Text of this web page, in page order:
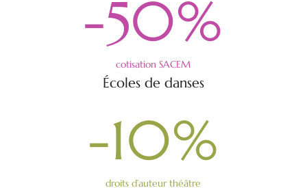
-50%
cotisation SACEM
Écoles de danses
-10%
droits d’auteur théâtre